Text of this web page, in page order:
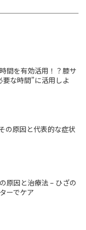
間を有効活用！？膝サ
要な時間”に活用しよ
の原因と代表的な症状
原因と治療法 – ひざの
ーでケア